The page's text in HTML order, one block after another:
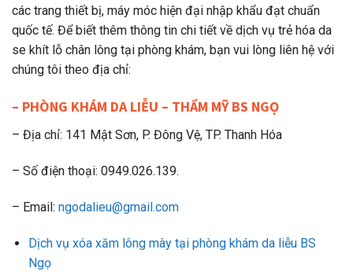
các trang thiết bị, máy móc hiện đại nhập khẩu đạt chuẩn
quốc tế. Để biết thêm thông tin chi tiết về dịch vụ trẻ hóa da
se khít lỗ chân lông tại phòng khám, bạn vui lòng liên hệ với
chúng tôi theo địa chỉ:
– PHÒNG KHÁM DA LIỄU – THẨM MỸ BS NGỌ
– Địa chỉ: 141 Mật Sơn, P. Đông Vệ, TP. Thanh Hóa
– Số điện thoại: 0949.026.139.
– Email: ngodalieu@gmail.com
Dịch vụ xóa xăm lông mày tại phòng khám da liễu BS
Ngọ